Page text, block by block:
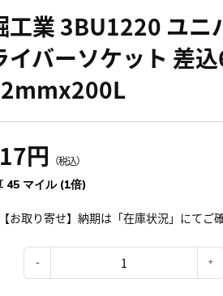
工業 3BU1220 ユニ
イバーソケット 差
円 （税込）
45 マイル (1倍)
お取り寄せ】納期は「在庫状況」にてご